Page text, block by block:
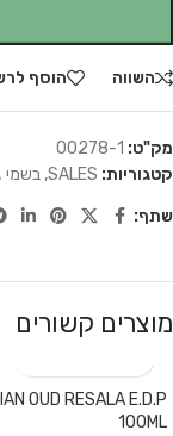
השווה הוסף
מק"ט: 00278-1
קטגוריות: SALES
, בשמי
שתף:
מוצרים קשורים
OUD RESALA E.D.P
100ML